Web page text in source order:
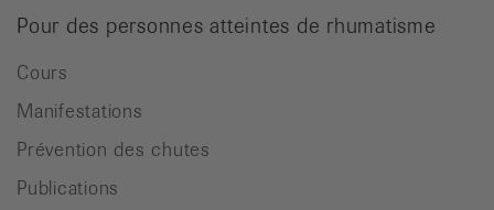
Pour des personnes atteintes de rhumatisme
Cours
Manifestations
Prévention des chutes
Publications